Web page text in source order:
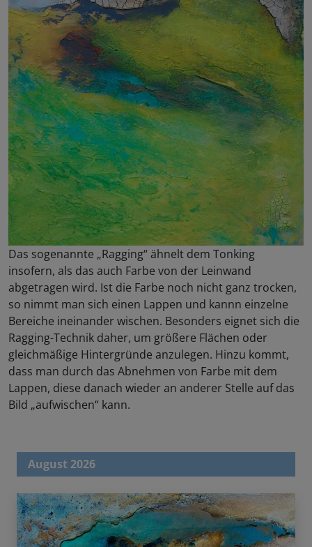
Das sogenannte „Ragging“ ähnelt dem Tonking
insofern, als das auch Farbe von der Leinwand
abgetragen wird. Ist die Farbe noch nicht ganz trocken,
so nimmt man sich einen Lappen und kannn einzelne
Bereiche ineinander wischen. Besonders eignet sich die
Ragging-Technik daher, um größere Flächen oder
gleichmäßige Hintergründe anzulegen. Hinzu kommt,
dass man durch das Abnehmen von Farbe mit dem
Lappen, diese danach wieder an anderer Stelle auf das
Bild „aufwischen“ kann.
August 2026